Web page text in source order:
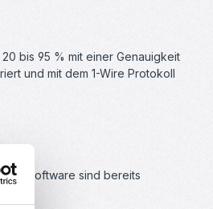
bis 95 % mit einer Genauigkeit
und mit dem 1-Wire Protokoll
Software sind bereits